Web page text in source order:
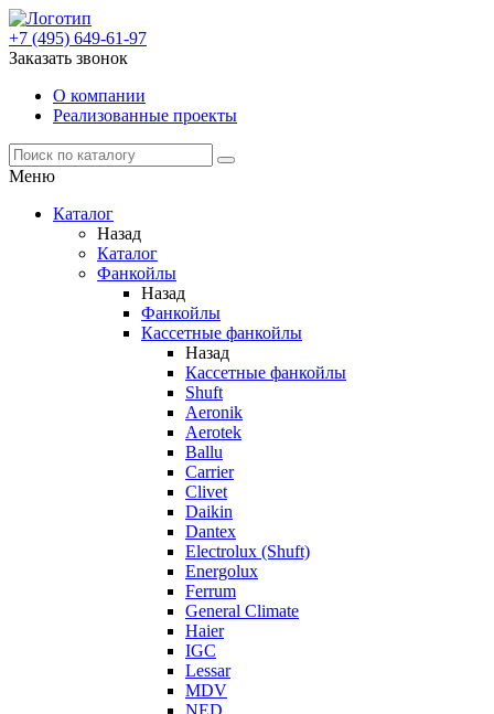
+7 (495) 649-61-97
Заказать звонок
О компании
Реализованные проекты
Меню
Каталог
Назад
Каталог
Фанкойлы
Назад
Фанкойлы
Кассетные фанкойлы
Назад
Кассетные фанкойлы
Shuft
Aeronik
Aerotek
Ballu
Carrier
Clivet
Daikin
Dantex
Electrolux (Shuft)
Energolux
Ferrum
General Climate
Haier
IGC
Lessar
MDV
NED